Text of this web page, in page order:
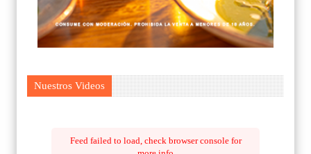
Nuestros Videos
Feed failed to load, check browser console for